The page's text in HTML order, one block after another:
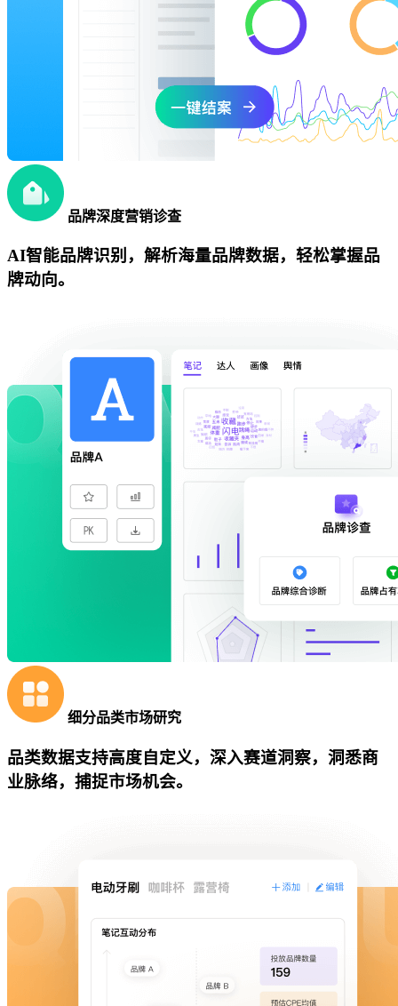
品牌深度营销诊查
AI智能品牌识别，解析海量品牌数据，轻松掌握品
牌动向。
细分品类市场研究
品类数据支持高度自定义，深入赛道洞察，洞悉商
业脉络，捕捉市场机会。